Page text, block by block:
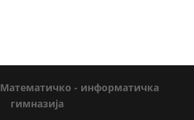
Математичко - информатичка
гимназија